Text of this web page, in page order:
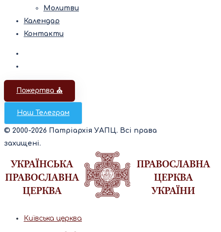
Молитви
Календар
Контакти
Пожертва ⛪️
Наш Телеграм
© 2000-2026 Патріархія УАПЦ. Всі права
захищені.
Київська церква